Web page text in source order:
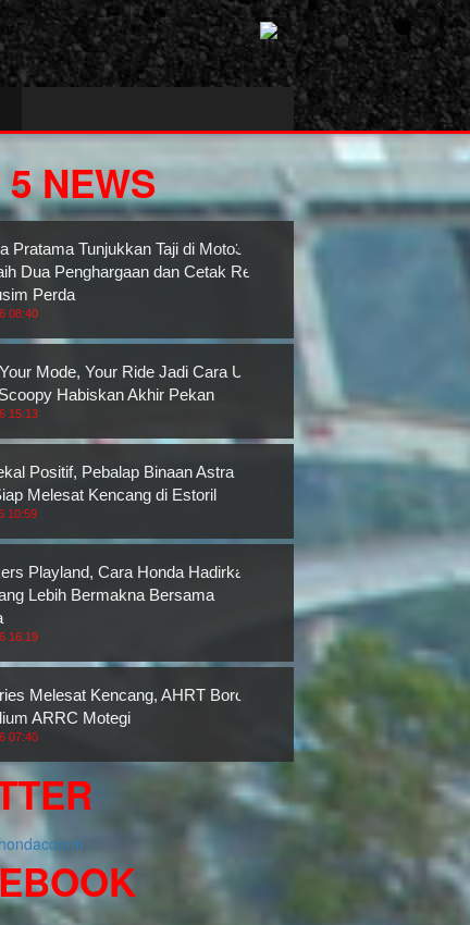
NEWS
Pratama Tunjukkan Taji di Moto3
Dua Penghargaan dan Cetak Rekor
Perda
08:40
Mode, Your Ride Jadi Cara Unik
Habiskan Akhir Pekan
15:13
Positif, Pebalap Binaan Astra
Melesat Kencang di Estoril
10:59
Playland, Cara Honda Hadirkan
Lebih Bermakna Bersama
16:19
Melesat Kencang, AHRT Borong
ARRC Motegi
07:40